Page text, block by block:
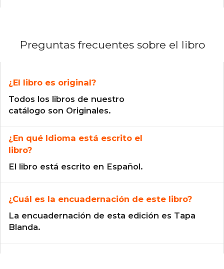
Preguntas frecuentes sobre el libro
¿El libro es original?
Todos los libros de nuestro
catálogo son Originales.
¿En qué Idioma está escrito el
libro?
El libro está escrito en Español.
¿Cuál es la encuadernación de este libro?
La encuadernación de esta edición es Tapa
Blanda.